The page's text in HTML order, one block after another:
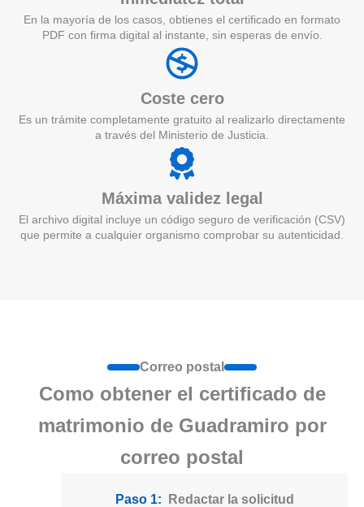
En la mayoría de los casos, obtienes el certificado en formato
PDF con firma digital al instante, sin esperas de envío.
Coste cero
Es un trámite completamente gratuito al realizarlo directamente
a través del Ministerio de Justicia.
Máxima validez legal
El archivo digital incluye un código seguro de verificación (CSV)
que permite a cualquier organismo comprobar su autenticidad.
Correo postal
Como obtener el certificado de
matrimonio de Guadramiro por
correo postal
Paso 1: Redactar la solicitud